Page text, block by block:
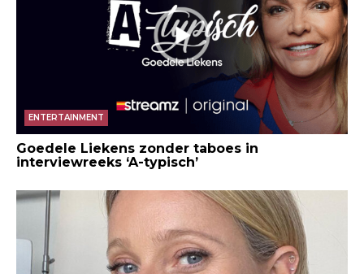
ENTERTAINMENT
Goedele Liekens zonder taboes in
interviewreeks ‘A-typisch’